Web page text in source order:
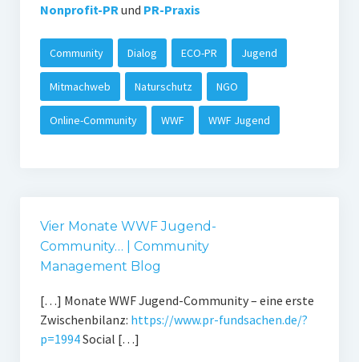
Nonprofit-PRund PR-Praxis
Community Dialog ECO-PR Jugend
Mitmachweb Naturschutz NGO
Online-Community WWF WWF Jugend
Vier Monate WWF Jugend-
Community… | Community
Management Blog
[…] Monate WWF Jugend-Community – eine erste
Zwischenbilanz: https://www.pr-fundsachen.de/?
p=1994Social […]